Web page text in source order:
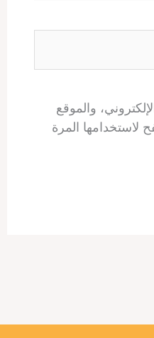
والموقع
لاستخدامها المرة